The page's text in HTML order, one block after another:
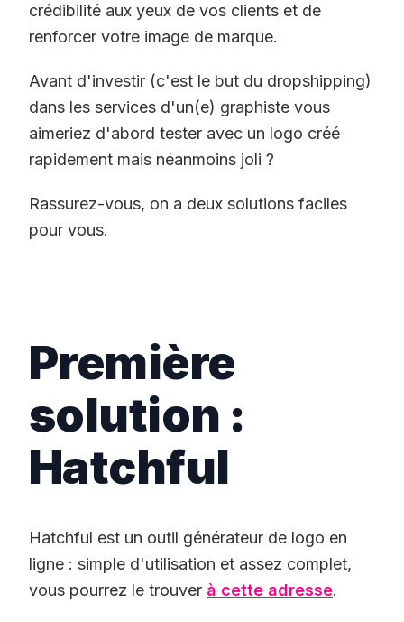
crédibilité aux yeux de vos clients et de
renforcer votre image de marque.
Avant d'investir (c'est le but du dropshipping)
dans les services d'un(e) graphiste vous
aimeriez d'abord tester avec un logo créé
rapidement mais néanmoins joli ?
Rassurez-vous, on a deux solutions faciles
pour vous.
Première
solution :
Hatchful
Hatchful est un outil générateur de logo en
ligne : simple d'utilisation et assez complet,
vous pourrez le trouver à cette adresse.